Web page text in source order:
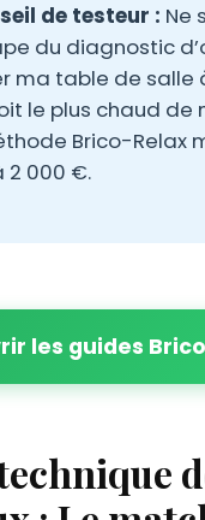
de testeur : Ne
du diagnostic
ma table de salle
le plus chaud de
Brico-Relax
2 000 €.
les guides